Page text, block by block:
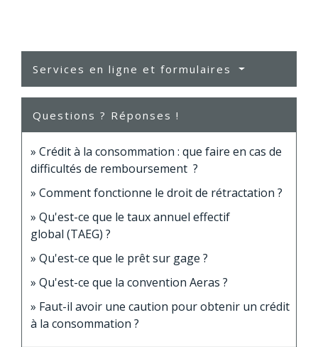
Services en ligne et formulaires
Questions ? Réponses !
Crédit à la consommation : que faire en cas de
difficultés de remboursement ?
Comment fonctionne le droit de rétractation ?
Qu'est-ce que le taux annuel effectif
global (TAEG) ?
Qu'est-ce que le prêt sur gage ?
Qu'est-ce que la convention Aeras ?
Faut-il avoir une caution pour obtenir un crédit
à la consommation ?